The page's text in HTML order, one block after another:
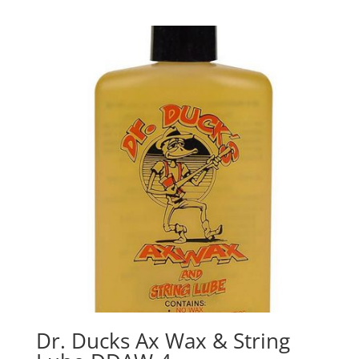
Dr. Ducks Ax Wax & String